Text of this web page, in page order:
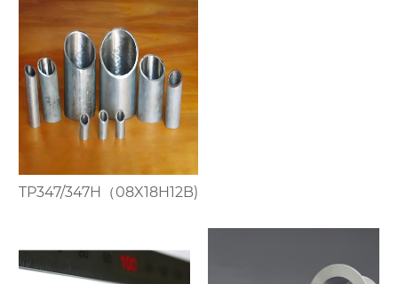
TP347/347H（08X18H12B)